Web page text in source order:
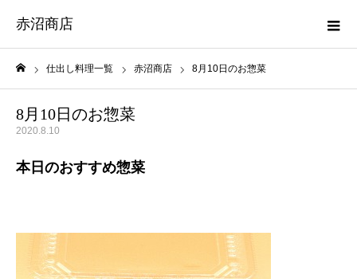
赤沼商店
仕出し料理一覧 赤沼商店 8月10日のお惣菜
8月10日のお惣菜
2020.8.10
本日のおすすめ惣菜